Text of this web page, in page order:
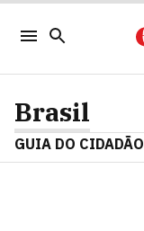
Brasil
GUIA DO CIDADÃO